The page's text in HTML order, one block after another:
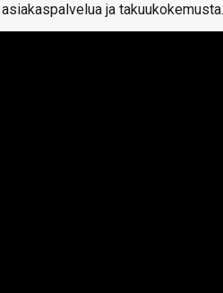
ja takuukokemusta.